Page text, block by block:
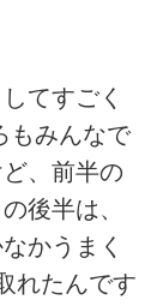
てすごく
もみんなで
、前半の
後半は、
かうまく
れたんです